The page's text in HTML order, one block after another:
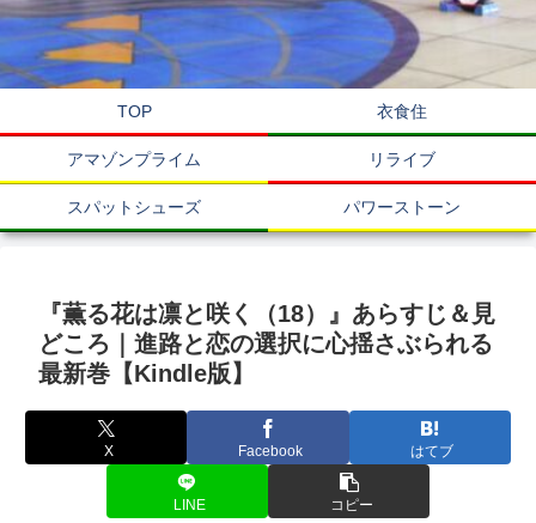
TOP 衣食住
アマゾンプライム リライブ
スパットシューズ パワーストーン
『薫る花は凛と咲く（18）』あらすじ＆見
どころ｜進路と恋の選択に心揺さぶられる
最新巻【Kindle版】
X Facebook はてブ
LINE コピー